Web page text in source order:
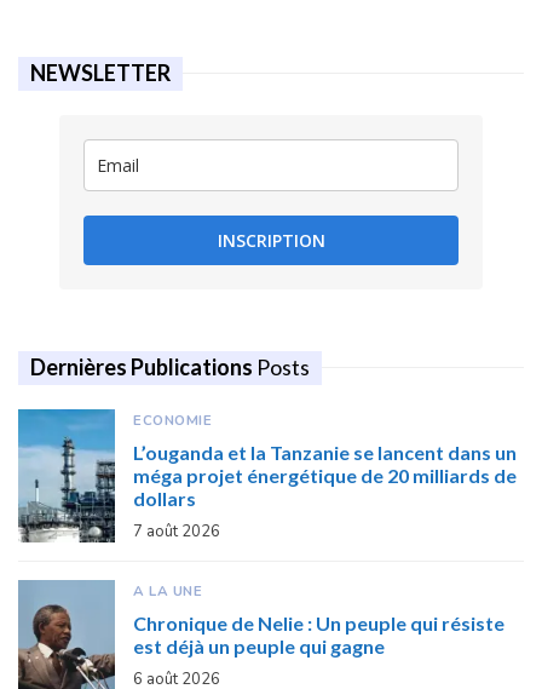
NEWSLETTER
INSCRIPTION
Dernières Publications Posts
ECONOMIE
L’ouganda et la Tanzanie se lancent dans un
méga projet énergétique de 20 milliards de
dollars
7 août 2026
A LA UNE
Chronique de Nelie : Un peuple qui résiste
est déjà un peuple qui gagne
6 août 2026